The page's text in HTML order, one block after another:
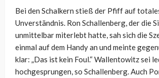
Bei den Schalkern stieß der Pfiff auf
Unverständnis. Ron Schallenberg, der die
unmittelbar miterlebt hatte, sah sich die
einmal auf dem Handy an und meinte
klar: „Das ist kein Foul.“ Wallentowitz sei
hochgesprungen, so Schallenberg. Auch